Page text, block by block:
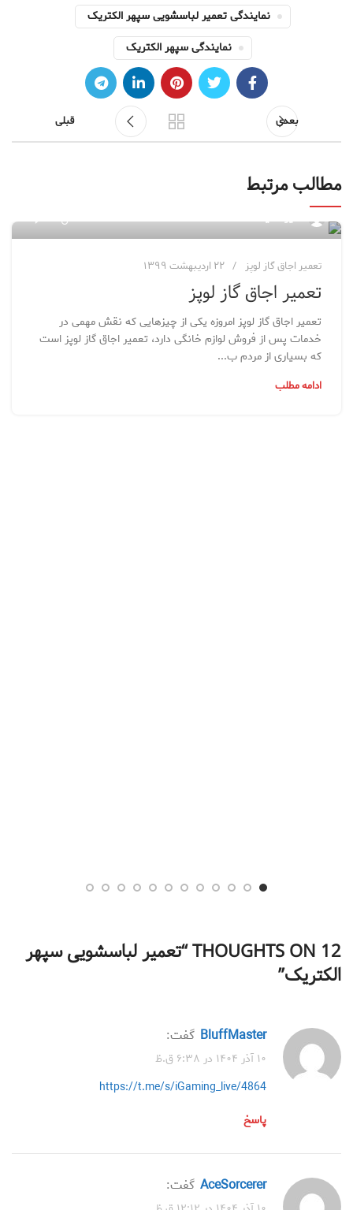
نمایندگی تعمیر لباسشویی سپهر الکتریک
نمایندگی سپهر الکتریک
بعدی قبلی
مطالب مرتبط
مدیر سایت
تعمیر اجاق گاز لوپز ۲۲ اردیبهشت ۱۳۹۹
تعمیر اجاق گاز لوپز
تعمیر اجاق گاز لوپز امروزه یکی از چیزهایی که نقش مهمی در
خدمات پس از فروش لوازم خانگی دارد، تعمیر اجاق گاز لوپز است
که بسیاری از مردم ب...
ادامه مطلب
12 THOUGHTS ON “
تعمیر لباسشویی سپهر
الکتریک”
BluffMaster گفت:
۱۰ آذر ۱۴۰۴ در ۶:۳۸ ق.ظ
https://t.me/s/iGaming_live/4864
پاسخ
AceSorcerer گفت: